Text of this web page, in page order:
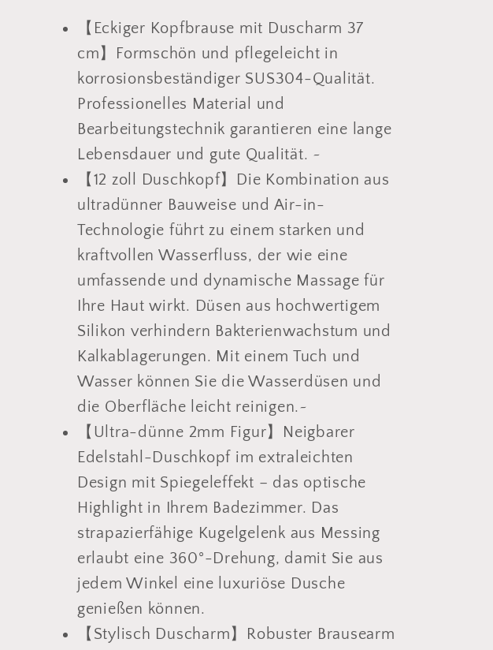
Bombenfester
Brausearm
Wandarm
37cm,
Duschkopf
aus
304
Edelstahl
Bombenfester
Brausearm
Wandarm
37cm,
Duschkopf
aus
304
Edelstahl
【Eckiger Kopfbrause mit Duscharm 37
cm】Formschön und pflegeleicht in
korrosionsbeständiger SUS304-Qualität.
Professionelles Material und
Bearbeitungstechnik garantieren eine lange
Lebensdauer und gute Qualität. ~
【12 zoll Duschkopf】Die Kombination aus
ultradünner Bauweise und Air-in-
Technologie führt zu einem starken und
kraftvollen Wasserfluss, der wie eine
umfassende und dynamische Massage für
Ihre Haut wirkt. Düsen aus hochwertigem
Silikon verhindern Bakterienwachstum und
Kalkablagerungen. Mit einem Tuch und
Wasser können Sie die Wasserdüsen und
die Oberfläche leicht reinigen.~
【Ultra-dünne 2mm Figur】Neigbarer
Edelstahl-Duschkopf im extraleichten
Design mit Spiegeleffekt – das optische
Highlight in Ihrem Badezimmer. Das
strapazierfähige Kugelgelenk aus Messing
erlaubt eine 360°-Drehung, damit Sie aus
jedem Winkel eine luxuriöse Dusche
genießen können.
【Stylisch Duscharm】Robuster Brausearm